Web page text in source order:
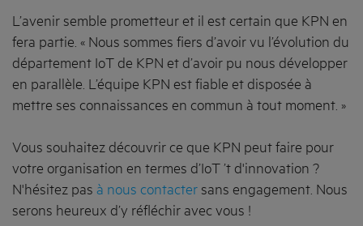
L’avenir semble prometteur et il est certain que KPN en
fera partie. « Nous sommes fiers d’avoir vu l’évolution du
département IoT de KPN et d’avoir pu nous développer
en parallèle. L’équipe KPN est fiable et disposée à
mettre ses connaissances en commun à tout moment. »
Vous souhaitez découvrir ce que KPN peut faire pour
votre organisation en termes d’IoT ’t d'innovation ?
N'hésitez pas à nous contacter sans engagement. Nous
serons heureux d’y réfléchir avec vous !